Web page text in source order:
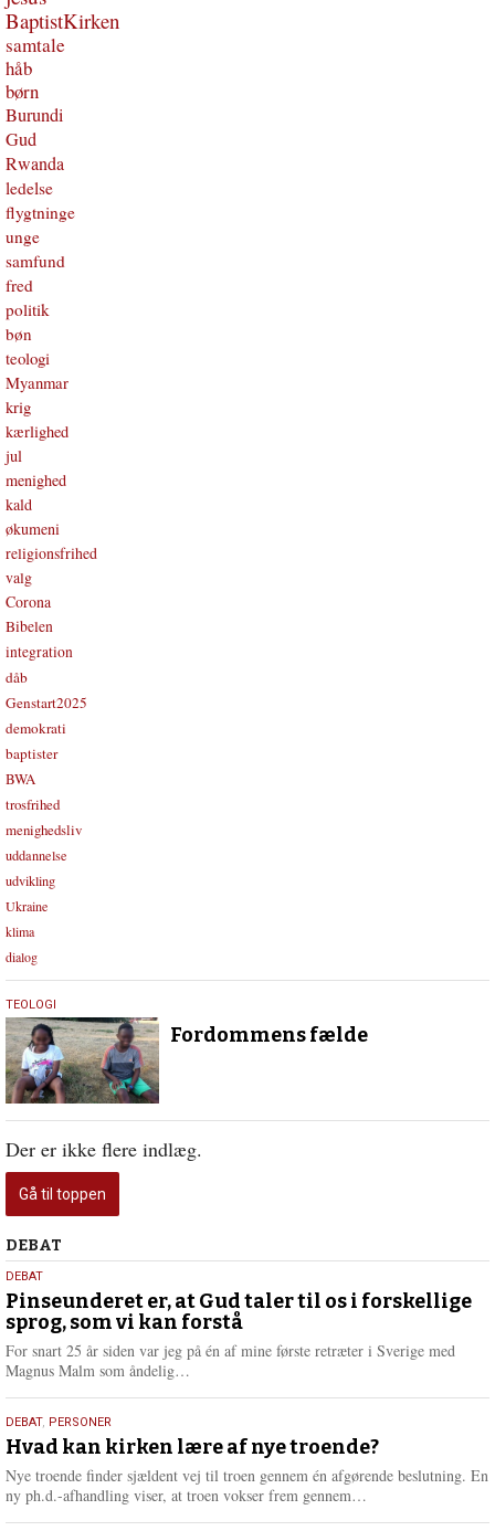
BaptistKirken
samtale
håb
børn
Burundi
Gud
Rwanda
ledelse
flygtninge
unge
samfund
fred
politik
bøn
teologi
Myanmar
krig
kærlighed
jul
menighed
kald
økumeni
religionsfrihed
valg
Corona
Bibelen
integration
dåb
Genstart2025
demokrati
baptister
BWA
trosfrihed
menighedsliv
uddannelse
udvikling
Ukraine
klima
dialog
30.
juli
2018
TEOLOGI
Fordommens fælde
Der er ikke flere indlæg.
Gå til toppen
Debat
DEBAT
5.
august
2026
DEBAT
Pinseunderet er, at Gud taler til os i forskellige
sprog, som vi kan forstå
For snart 25 år siden var jeg på én af mine første retræter i Sverige med
Magnus Malm som åndelig…
e
r
e
25.
juli
2026
DEBAT, PERSONER
Hvad kan kirken lære af nye troende?
Nye troende finder sjældent vej til troen gennem én afgørende beslutning. En
ny ph.d.-afhandling viser, at troen vokser frem gennem…